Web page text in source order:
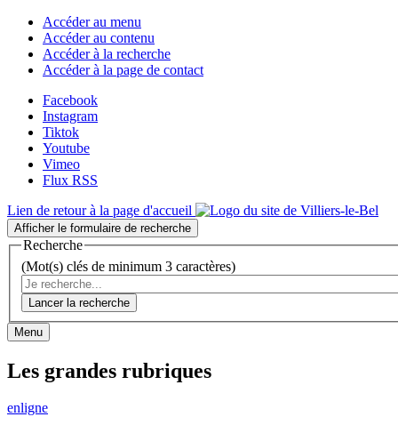
Accéder au menu
Accéder au contenu
Accéder à la recherche
Accéder à la page de contact
Facebook
Instagram
Tiktok
Youtube
Vimeo
Flux RSS
Lien de retour à la page d'accueil
Afficher le formulaire de recherche
Recherche
(Mot(s) clés de minimum 3 caractères)
Lancer la recherche
Menu
Les grandes rubriques
enligne